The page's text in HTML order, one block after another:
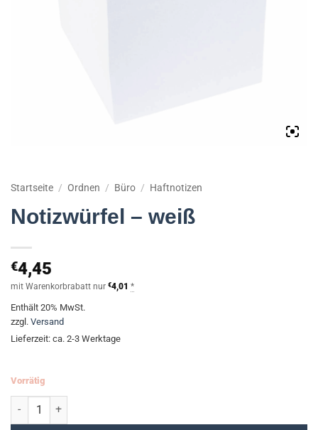
Startseite / Ordnen / Büro / Haftnotizen
Notizwürfel – weiß
€4,45
mit Warenkorbrabatt nur €4,01 *
Enthält 20% MwSt.
zzgl. Versand
Lieferzeit: ca. 2-3 Werktage
Vorrätig
Notizwürfel - weiß Menge